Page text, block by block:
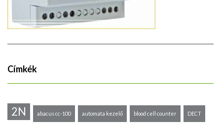
Címkék
2N abacus cc-100 automata kezelő blood cell counter DECT